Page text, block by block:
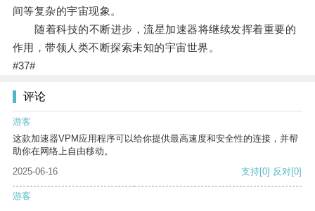
间等复杂的宇宙现象。
随着科技的不断进步，流星加速器将继续发挥着重要的
作用，带领人类不断探索未知的宇宙世界。
#37#
评论
游客
这款加速器VPM应用程序可以给你提供最高速度和安全性的连接，并帮
助你在网络上自由移动。
2025-06-16
支持[0] 反对[0]
游客